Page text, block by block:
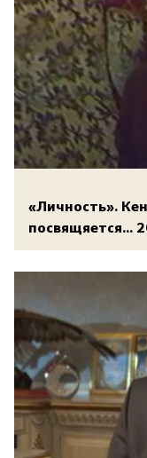
«Личность».
посвящяется...